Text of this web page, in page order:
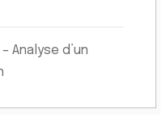
Analyse d’un